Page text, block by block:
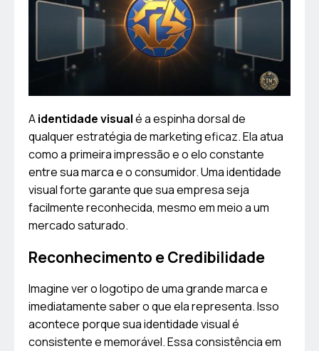
Aidentidade visualé a espinha dorsal de
qualquer estratégia de marketing eficaz. Ela atua
como a primeira impressão e o elo constante
entre sua marca e o consumidor. Uma identidade
visual forte garante que sua empresa seja
facilmente reconhecida, mesmo em meio a um
mercado saturado.
Reconhecimento e Credibilidade
Imagine ver o logotipo de uma grande marca e
imediatamente saber o que ela representa. Isso
acontece porque sua identidade visual é
consistente e memorável. Essa consistência em